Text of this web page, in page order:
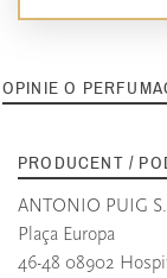
OPINIE O
PRODUCENT /
ANTONIO PUIG
Plaça Europa
46-48 08902